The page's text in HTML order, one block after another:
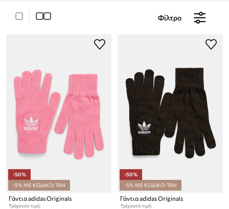
Φίλτρο
-50%
-5% ΜΕ ΚΩΔΙΚΟ: TAN
Γάντια adidas Originals
Τρέχουσα τιμή:
-50%
-5% ΜΕ ΚΩΔΙΚΟ: TAN
Γάντια adidas Originals
Τρέχουσα τιμή: